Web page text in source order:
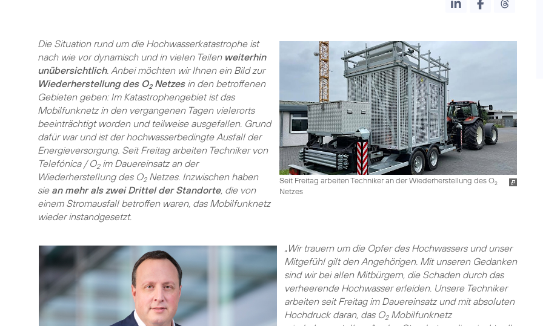
Seit Freitag arbeiten Techniker an der Wiederherstellung des O2
Netzes
Die Situation rund um die Hochwasserkatastrophe ist
nach wie vor dynamisch und in vielen Teilen weiterhin
unübersichtlich. Anbei möchten wir Ihnen ein Bild zur
Wiederherstellung des O2Netzesin den betroffenen
Gebieten geben: Im Katastrophengebiet ist das
Mobilfunknetz in den vergangenen Tagen vielerorts
beeinträchtigt worden und teilweise ausgefallen. Grund
dafür war und ist der hochwasserbedingte Ausfall der
Energieversorgung. Seit Freitag arbeiten Techniker von
Telefónica / O2im Dauereinsatz an der
Wiederherstellung des O2Netzes. Inzwischen haben
sie an mehr als zwei Drittel der Standorte, die von
einem Stromausfall betroffen waren, das Mobilfunknetz
wieder instandgesetzt.
„ Wir trauern um die Opfer des Hochwassers und unser
Mitgefühl gilt den Angehörigen. Mit unseren Gedanken
sind wir bei allen Mitbürgern, die Schaden durch das
verheerende Hochwasser erleiden. Unsere Techniker
arbeiten seit Freitag im Dauereinsatz und mit absoluten
Hochdruck daran, das O2Mobilfunknetz